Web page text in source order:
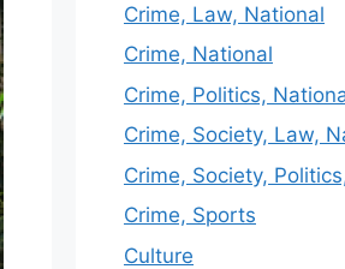
Crime, Law, National
Crime, National
Crime, Politics,
Crime, Society, Law,
Crime, Society,
Crime, Sports
Culture